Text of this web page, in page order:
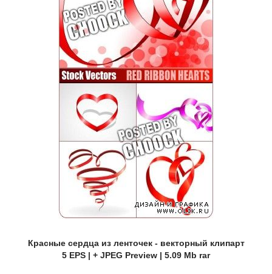
Красные сердца из ленточек - векторный клипарт
5 EPS | + JPEG Preview | 5.09 Mb rar